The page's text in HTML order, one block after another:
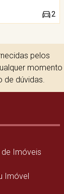
2
pelos
momento
dúvidas.
Imóveis
Imóvel